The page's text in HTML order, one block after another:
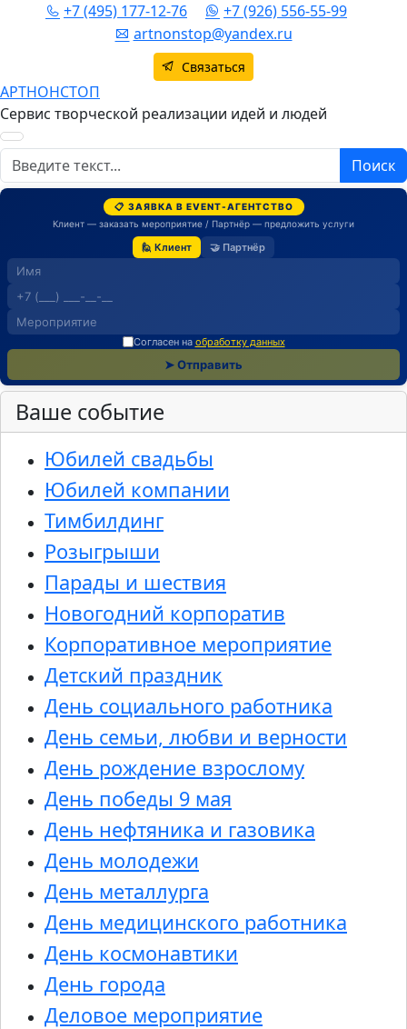
+7 (495) 177-12-76
+7 (926) 556-55-99
artnonstop@yandex.ru
Связаться
АРТНОНСТОП
Сервис творческой реализации идей и людей
Поиск Поиск
📋 ЗАЯВКА В EVENT-АГЕНТСТВО
Клиент — заказать мероприятие / Партнёр — предложить услуги
🙋 Клиент 🤝 Партнёр
Согласен на обработку данных
➤ Отправить
Ваше событие
Юбилей свадьбы
Юбилей компании
Тимбилдинг
Розыгрыши
Парады и шествия
Новогодний корпоратив
Корпоративное мероприятие
Детский праздник
День социального работника
День семьи, любви и верности
День рождение взрослому
День победы 9 мая
День нефтяника и газовика
День молодежи
День металлурга
День медицинского работника
День космонавтики
День города
Деловое мероприятие